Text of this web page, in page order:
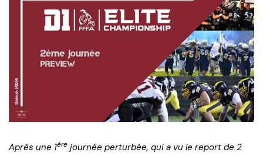
Après une 1ère journée perturbée, qui a vu le report de 2